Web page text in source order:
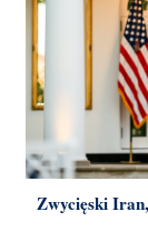
Zwycięski